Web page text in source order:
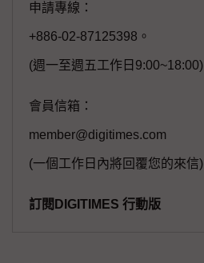
申請專線：
+886-02-87125398。
(週一至週五工作日9:00~18:00)
會員信箱：
member@digitimes.com
(一個工作日內將回覆您的來信)
訂閱DIGITIMES 行動版